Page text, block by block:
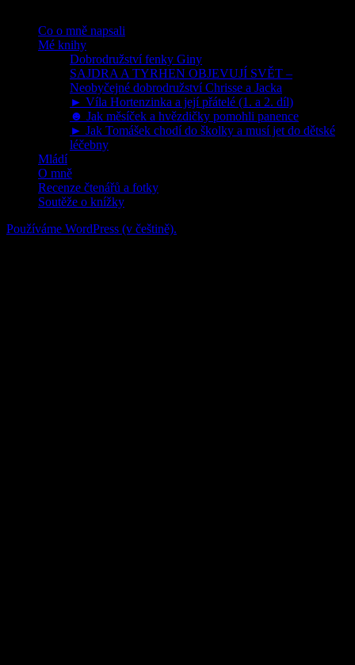
Co o mně napsali
Mé knihy
Dobrodružství fenky Giny
SAJDRA A TYRHEN OBJEVUJÍ SVĚT –
Neobyčejné dobrodružství Chrisse a Jacka
► Víla Hortenzinka a její přátelé (1. a 2. díl)
☻ Jak měsíček a hvězdičky pomohli panence
► Jak Tomášek chodí do školky a musí jet do dětské
léčebny
Mládí
O mně
Recenze čtenářů a fotky
Soutěže o knížky
Používáme WordPress (v češtině).